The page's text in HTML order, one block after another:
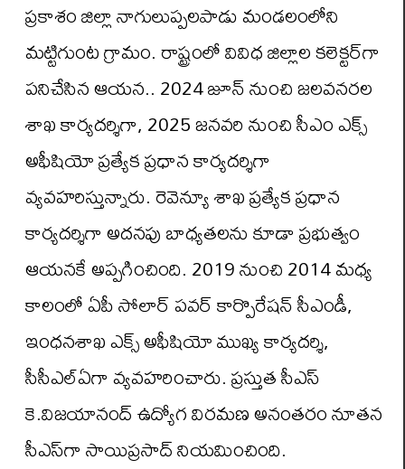
ప్రకాశం జిల్లా నాగులుప్పలపాడు మండలంలోని
మట్టిగుంట గ్రామం. రాష్ట్రంలో వివిధ జిల్లాల కలెక్టర్‌గా
పనిచేసిన ఆయన.. 2024 జూన్ నుంచి జలవనరల
శాఖ కార్యదర్శిగా, 2025 జనవరి నుంచి సీఎం ఎక్స్
అఫీషియో ప్రత్యేక ప్రధాన కార్యదర్శిగా
వ్యవహరిస్తున్నారు. రెవెన్యూ శాఖ ప్రత్యేక ప్రధాన
కార్యదర్శిగా అదనపు బాధ్యతలను కూడా ప్రభుత్వం
ఆయనకే అప్పగించింది. 2019 నుంచి 2014 మధ్య
కాలంలో ఏపీ సోలార్ పవర్ కార్పొరేషన్ సీఎండీ,
ఇంధనశాఖ ఎక్స్ అఫీషియో ముఖ్య కార్యదర్శి,
సీసీఎల్‌ఏగా వ్యవహరించారు. ప్రస్తుత సీఎస్
కె.విజయానంద్ ఉద్యోగ విరమణ అనంతరం నూతన
సీఎస్‌గా సాయిప్రసాద్ నియమించింది.